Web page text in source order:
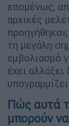
επομένως,
αρχικές
τη μεγάλη
εμβολιασμό
έχει
Πώς αυτά
μπορούν